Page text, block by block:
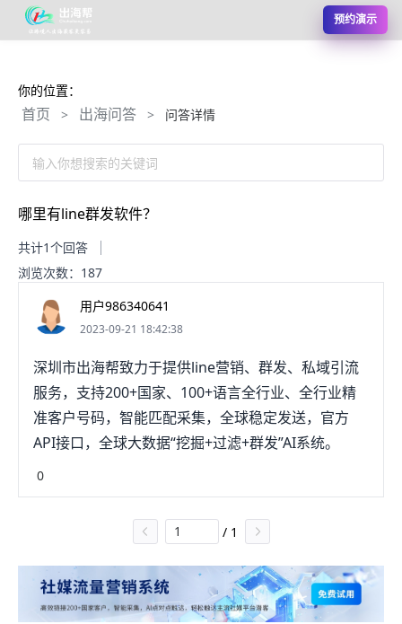
预约演示
你的位置：
首页 > 出海问答 > 问答详情
输入你想搜索的关键词
哪里有line群发软件？
共计1个回答
浏览次数：187
用户986340641
2023-09-21 18:42:38
深圳市出海帮致力于提供line营销、群发、私域引流
服务，支持200+国家、100+语言全行业、全行业精
准客户号码，智能匹配采集，全球稳定发送，官方
API接口，全球大数据“挖掘+过滤+群发”AI系统。
0
/ 1